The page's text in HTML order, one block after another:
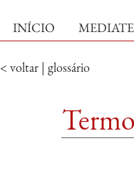
INÍCIO
< voltar | glossário
Termo